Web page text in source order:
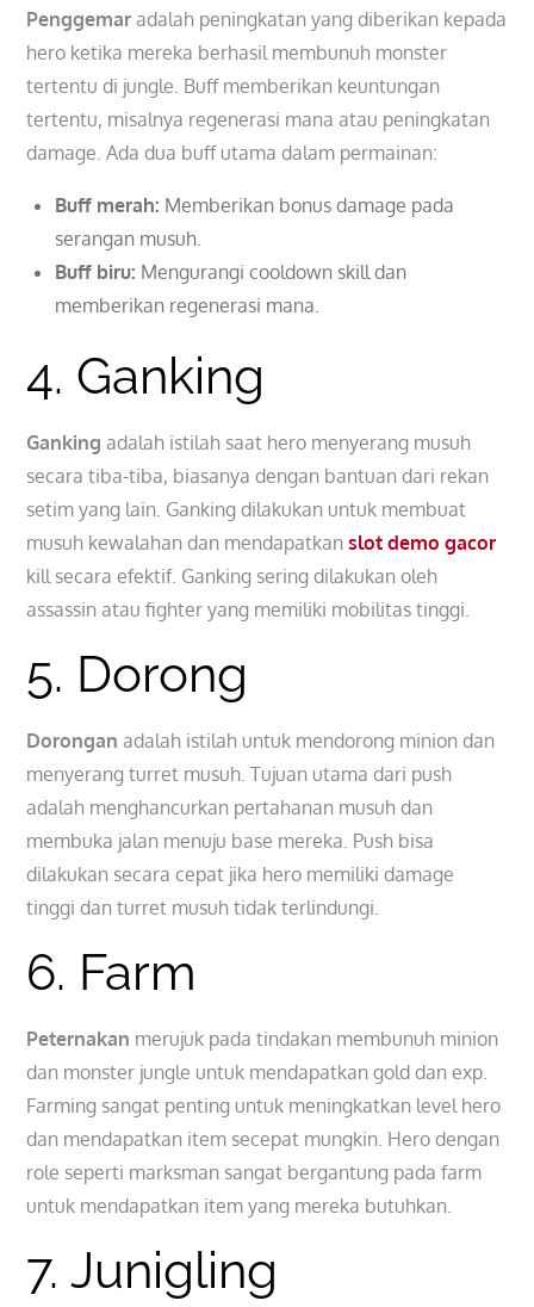
Penggemar adalah peningkatan yang diberikan kepada
hero ketika mereka berhasil membunuh monster
tertentu di jungle. Buff memberikan keuntungan
tertentu, misalnya regenerasi mana atau peningkatan
damage. Ada dua buff utama dalam permainan:
Buff merah: Memberikan bonus damage pada
serangan musuh.
Buff biru: Mengurangi cooldown skill dan
memberikan regenerasi mana.
4. Ganking
Ganking adalah istilah saat hero menyerang musuh
secara tiba-tiba, biasanya dengan bantuan dari rekan
setim yang lain. Ganking dilakukan untuk membuat
musuh kewalahan dan mendapatkanslot demo gacor
kill secara efektif. Ganking sering dilakukan oleh
assassin atau fighter yang memiliki mobilitas tinggi.
5. Dorong
Dorongan adalah istilah untuk mendorong minion dan
menyerang turret musuh. Tujuan utama dari push
adalah menghancurkan pertahanan musuh dan
membuka jalan menuju base mereka. Push bisa
dilakukan secara cepat jika hero memiliki damage
tinggi dan turret musuh tidak terlindungi.
6. Farm
Peternakan merujuk pada tindakan membunuh minion
dan monster jungle untuk mendapatkan gold dan exp.
Farming sangat penting untuk meningkatkan level hero
dan mendapatkan item secepat mungkin. Hero dengan
role seperti marksman sangat bergantung pada farm
untuk mendapatkan item yang mereka butuhkan.
7. Junigling